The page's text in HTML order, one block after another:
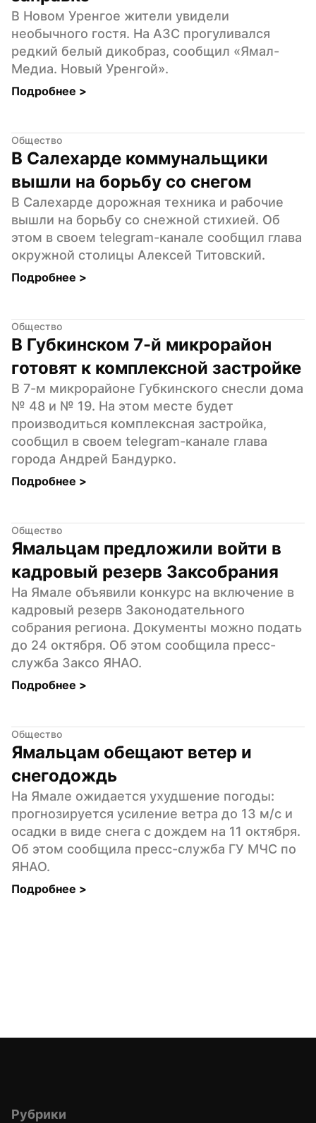
В Новом Уренгое жители увидели
необычного гостя. На АЗС прогуливался
редкий белый дикобраз, сообщил «Ямал-
Медиа. Новый Уренгой».
Подробнее >
Общество
В Салехарде коммунальщики
вышли на борьбу со снегом
В Салехарде дорожная техника и рабочие
вышли на борьбу со снежной стихией. Об
этом в своем telegram-канале сообщил глава
окружной столицы Алексей Титовский.
Подробнее >
Общество
В Губкинском 7-й микрорайон
готовят к комплексной застройке
В 7-м микрорайоне Губкинского снесли дома
№ 48 и № 19. На этом месте будет
производиться комплексная застройка,
сообщил в своем telegram-канале глава
города Андрей Бандурко.
Подробнее >
Общество
Ямальцам предложили войти в
кадровый резерв Заксобрания
На Ямале объявили конкурс на включение в
кадровый резерв Законодательного
собрания региона. Документы можно подать
до 24 октября. Об этом сообщила пресс-
служба Заксо ЯНАО.
Подробнее >
Общество
Ямальцам обещают ветер и
снегодождь
На Ямале ожидается ухудшение погоды:
прогнозируется усиление ветра до 13 м/с и
осадки в виде снега с дождем на 11 октября.
Об этом сообщила пресс-служба ГУ МЧС по
ЯНАО.
Подробнее >
Рубрики